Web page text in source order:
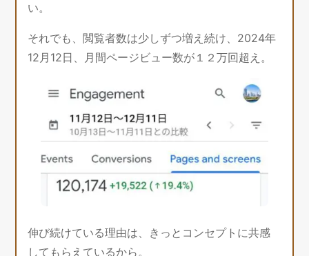
い。
それでも、閲覧者数は少しずつ増え続け、2024年
12月12日、月間ページビュー数が１２万回超え。
伸び続けている理由は、きっとコンセプトに共感
してもらえているから。